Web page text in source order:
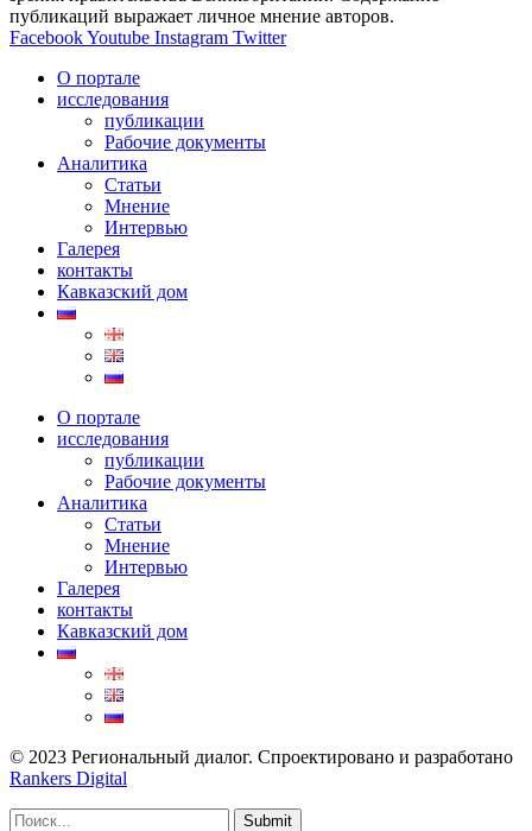
публикаций выражает личное мнение авторов.
FacebookYoutube Instagram Twitter
О портале
исследования
публикации
Рабочие документы
Аналитика
Статьи
Мнение
Интервью
Галерея
контакты
Кавказский дом
О портале
исследования
публикации
Рабочие документы
Аналитика
Статьи
Мнение
Интервью
Галерея
контакты
Кавказский дом
© 2023 Региональный диалог. Спроектировано и разработано
Rankers Digital
Submit